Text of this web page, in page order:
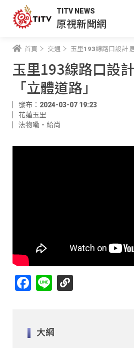
TITV NEWS
原視新聞網
首頁 交通 玉里193線路口設計
玉里193線路口設
「立體道路」
發布：2024-03-07 19:23
花蓮玉里
法物嘞‧給尚
Facebook
Line
大綱